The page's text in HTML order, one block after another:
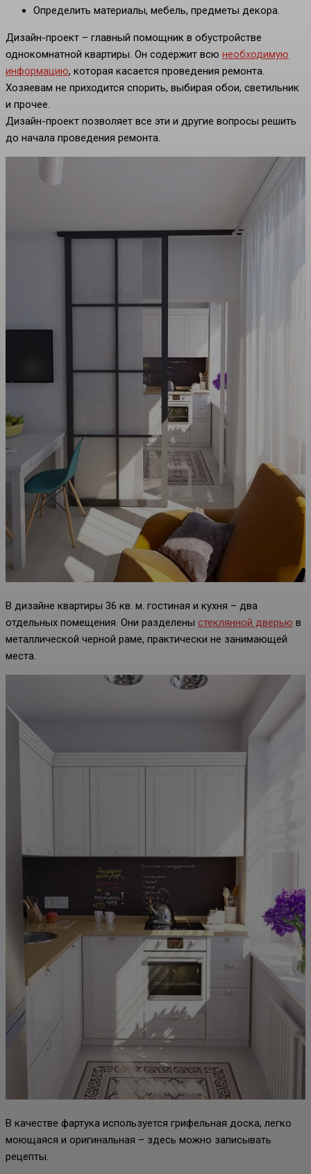
Определить материалы, мебель, предметы декора.
Дизайн-проект – главный помощник в обустройстве
однокомнатной квартиры. Он содержит всю необходимую
информацию, которая касается проведения ремонта.
Хозяевам не приходится спорить, выбирая обои, светильник
и прочее.
Дизайн-проект позволяет все эти и другие вопросы решить
до начала проведения ремонта.
В дизайне квартиры 36 кв. м. гостиная и кухня – два
отдельных помещения. Они разделены стеклянной дверью в
металлической черной раме, практически не занимающей
места.
В качестве фартука используется грифельная доска, легко
моющаяся и оригинальная – здесь можно записывать
рецепты.